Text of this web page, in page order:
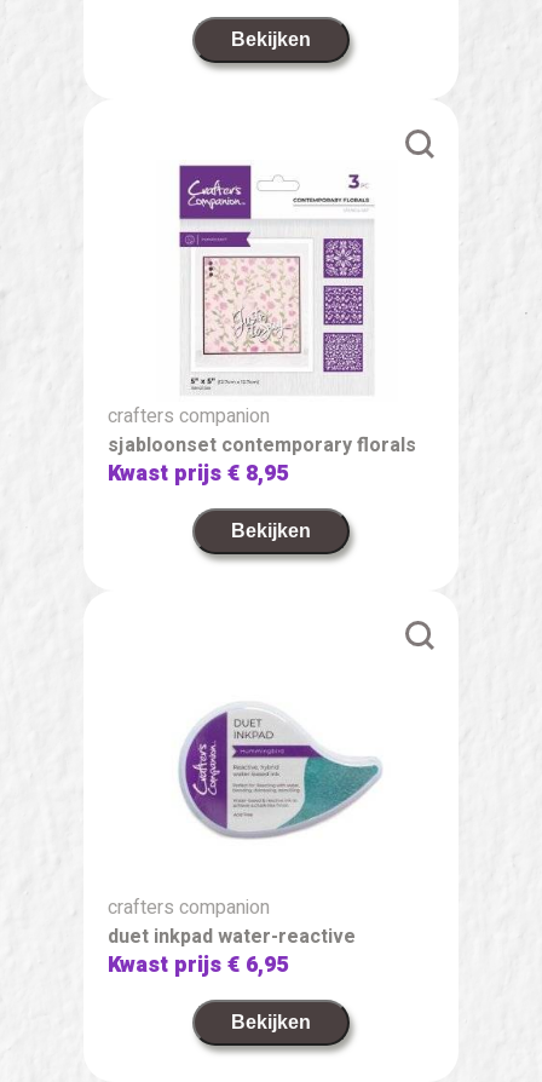
Bekijken
crafters companion
sjabloonset contemporary florals
Kwast prijs€ 8,95
Bekijken
crafters companion
duet inkpad water-reactive
Kwast prijs€ 6,95
Bekijken